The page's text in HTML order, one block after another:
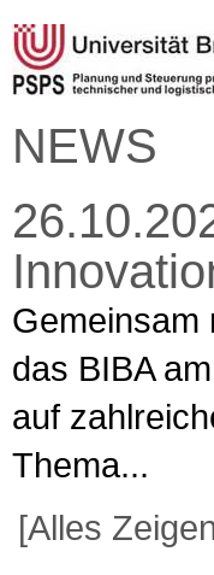
NEWS
Gemeinsam
das BIBA
auf
Thema...
[Alles